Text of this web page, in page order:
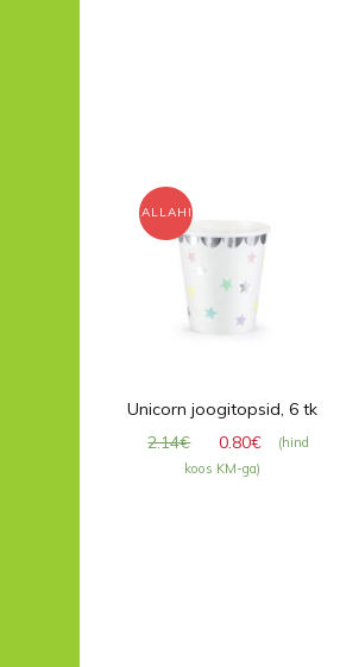
ALLAHINDLUS!
Unicorn joogitopsid, 6 tk
2.14€
Algne
hind
0.80€
Praegune
(hind
koos KM-ga)